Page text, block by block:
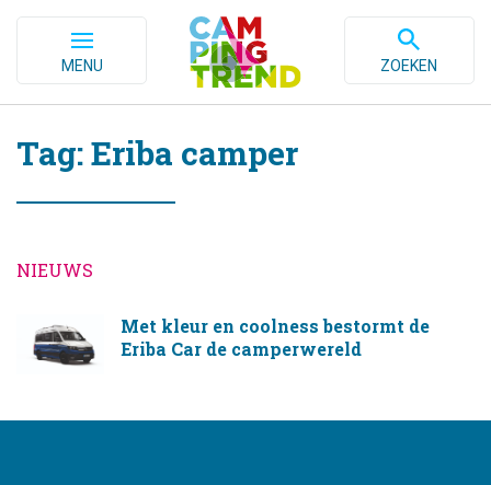
MENU ZOEKEN
Tag: Eriba camper
NIEUWS
Met kleur en coolness bestormt de
Eriba Car de camperwereld